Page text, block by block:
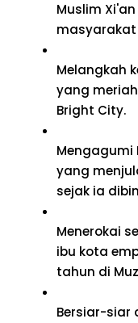
Muslim
masyarakat
Melangkah
yang
Bright City.
Mengagumi
yang
sejak ia
Menerokai
ibu kota
tahun di
Bersiar-siar